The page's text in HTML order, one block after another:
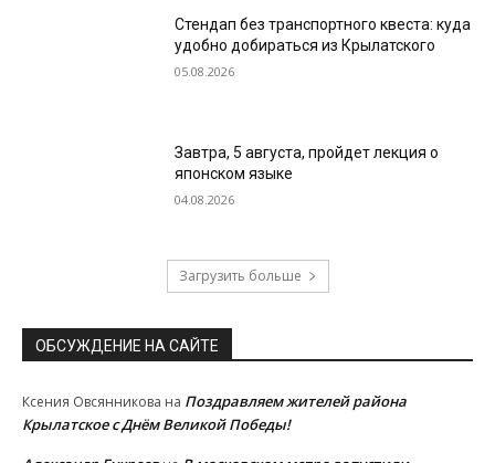
Стендап без транспортного квеста: куда
удобно добираться из Крылатского
05.08.2026
Завтра, 5 августа, пройдет лекция о
японском языке
04.08.2026
Загрузить больше
ОБСУЖДЕНИЕ НА САЙТЕ
Ксения Овсянникова на Поздравляем жителей района
Крылатское с Днём Великой Победы!